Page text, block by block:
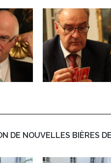
DE NOUVELLES BIÈRES